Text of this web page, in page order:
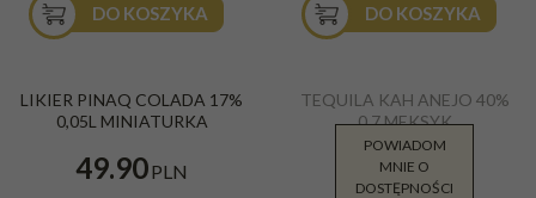
DO KOSZYKA DO KOSZYKA
LIKIER PINAQ COLADA 17%
0,05L MINIATURKA
49.90PLN
TEQUILA KAH ANEJO 40%
0,7 MEKSYK
299.98
POWIADOM
MNIE O
DOSTĘPNOŚCI